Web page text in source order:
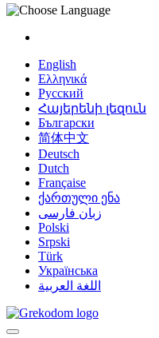
English
Ελληνικά
Русский
Հայերենի լեզուն
Български
简体中文
Deutsch
Dutch
Française
ქართული ენა
زبان فارسی
Polski
Srpski
Türk
Українська
اللغة العربية